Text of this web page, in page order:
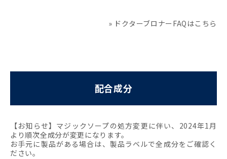
» ドクターブロナーFAQはこちら
配合成分
【お知らせ】マジックソープの処方変更に伴い、2024年1月
より順次全成分が変更になります。
お手元に製品がある場合は、製品ラベルで全成分をご確認く
ださい。